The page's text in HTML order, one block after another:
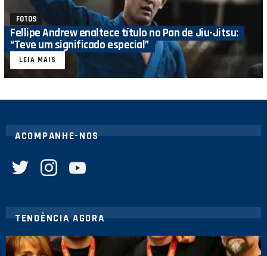
FOTOS
Fellipe Andrew enaltece título no Pan de Jiu-Jitsu:
“Teve um significado especial”
LEIA MAIS
ACOMPANHE-NOS
TENDÊNCIA AGORA